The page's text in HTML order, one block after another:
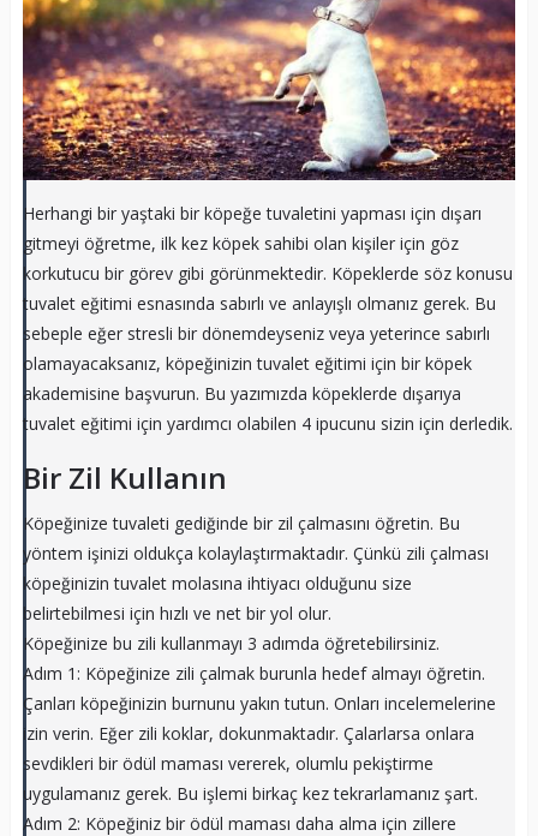
Herhangi bir yaştaki bir köpeğe tuvaletini yapması için dışarı
gitmeyi öğretme, ilk kez köpek sahibi olan kişiler için göz
korkutucu bir görev gibi görünmektedir. Köpeklerde söz konusu
tuvalet eğitimi esnasında sabırlı ve anlayışlı olmanız gerek. Bu
sebeple eğer stresli bir dönemdeyseniz veya yeterince sabırlı
olamayacaksanız, köpeğinizin tuvalet eğitimi için bir köpek
akademisine başvurun. Bu yazımızda köpeklerde dışarıya
tuvalet eğitimi için yardımcı olabilen 4 ipucunu sizin için derledik.
Bir Zil Kullanın
Köpeğinize tuvaleti gediğinde bir zil çalmasını öğretin. Bu
yöntem işinizi oldukça kolaylaştırmaktadır. Çünkü zili çalması
köpeğinizin tuvalet molasına ihtiyacı olduğunu size
belirtebilmesi için hızlı ve net bir yol olur.
Köpeğinize bu zili kullanmayı 3 adımda öğretebilirsiniz.
Adım 1: Köpeğinize zili çalmak burunla hedef almayı öğretin.
Çanları köpeğinizin burnunu yakın tutun. Onları incelemelerine
izin verin. Eğer zili koklar, dokunmaktadır. Çalarlarsa onlara
sevdikleri bir ödül maması vererek, olumlu pekiştirme
uygulamanız gerek. Bu işlemi birkaç kez tekrarlamanız şart.
Adım 2: Köpeğiniz bir ödül maması daha alma için zillere